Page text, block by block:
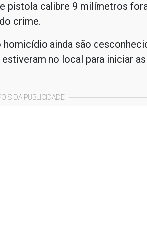
pistola calibre 9 milímetros
crime.
ainda são
no local para iniciar as
DA PUBLICIDADE